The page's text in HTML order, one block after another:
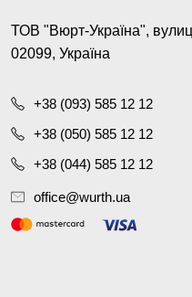
ТОВ "Вюрт-Україна",
02099, Україна
+38 (093) 585 12 12
+38 (050) 585 12 12
+38 (044) 585 12 12
office@wurth.ua